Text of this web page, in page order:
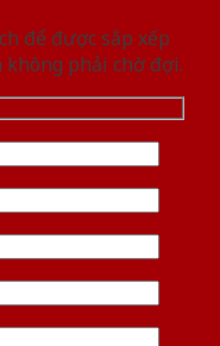
để được sắp xếp
không phải chờ đợi.